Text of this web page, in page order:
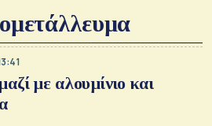
με αλουμίνιο και